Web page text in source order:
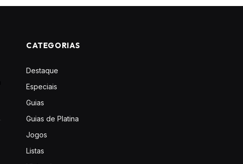
CATEGORIAS
Destaque
Especiais
Guias
Guias de Platina
Jogos
Listas